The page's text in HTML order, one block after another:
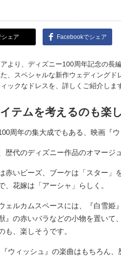
シェア Facebookでシェア
より、ディズニー100周年記念の長
、スペシャルな新作ウェディング
ックなドレスを、詳しくご紹介しま
テムを考えるのも楽
周年の集大成でもある、映画『ウ
歴代のディズニー作品のオマージ
赤いビーズ、ブーケは「スター」
、花嫁は「アーシャ」らしく。
ェルカムスペースには、『白雪姫
』の赤いバラなどの小物を置い
も、楽しそうです。
ウィッシュ』の楽曲はもちろん